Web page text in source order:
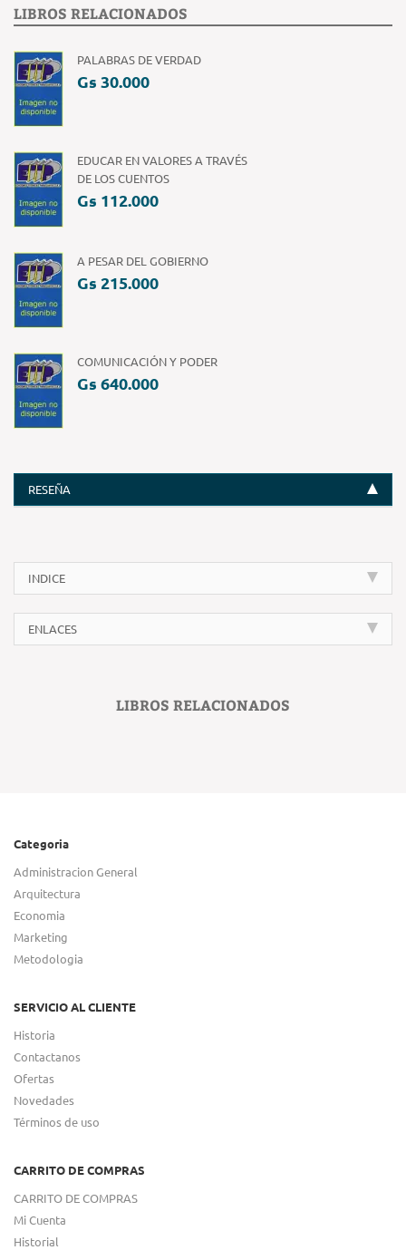
LIBROS RELACIONADOS
PALABRAS DE VERDAD
Gs 30.000
EDUCAR EN VALORES A TRAVÉS
DE LOS CUENTOS
Gs 112.000
A PESAR DEL GOBIERNO
Gs 215.000
COMUNICACIÓN Y PODER
Gs 640.000
RESEÑA
INDICE
ENLACES
LIBROS RELACIONADOS
Categoria
Administracion General
Arquitectura
Economia
Marketing
Metodologia
SERVICIO AL CLIENTE
Historia
Contactanos
Ofertas
Novedades
Términos de uso
CARRITO DE COMPRAS
CARRITO DE COMPRAS
Mi Cuenta
Historial